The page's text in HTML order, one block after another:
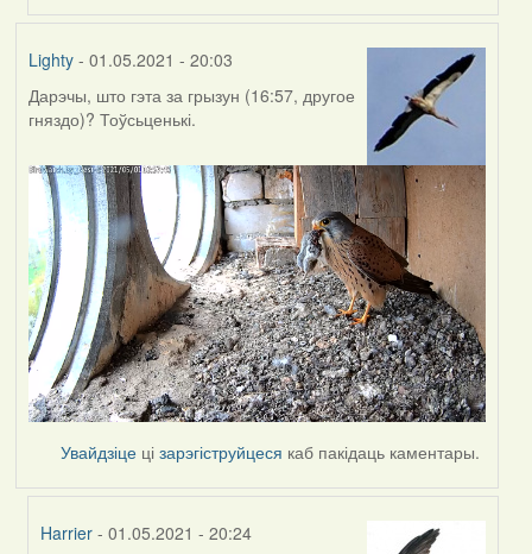
Lighty- 01.05.2021 - 20:03
Дарэчы, што гэта за грызун (16:57, другое
гняздо)? Тоўсьценькі.
Увайдзіце цізарэгіструйцеся каб пакідаць каментары.
Harrier - 01.05.2021 - 20:24